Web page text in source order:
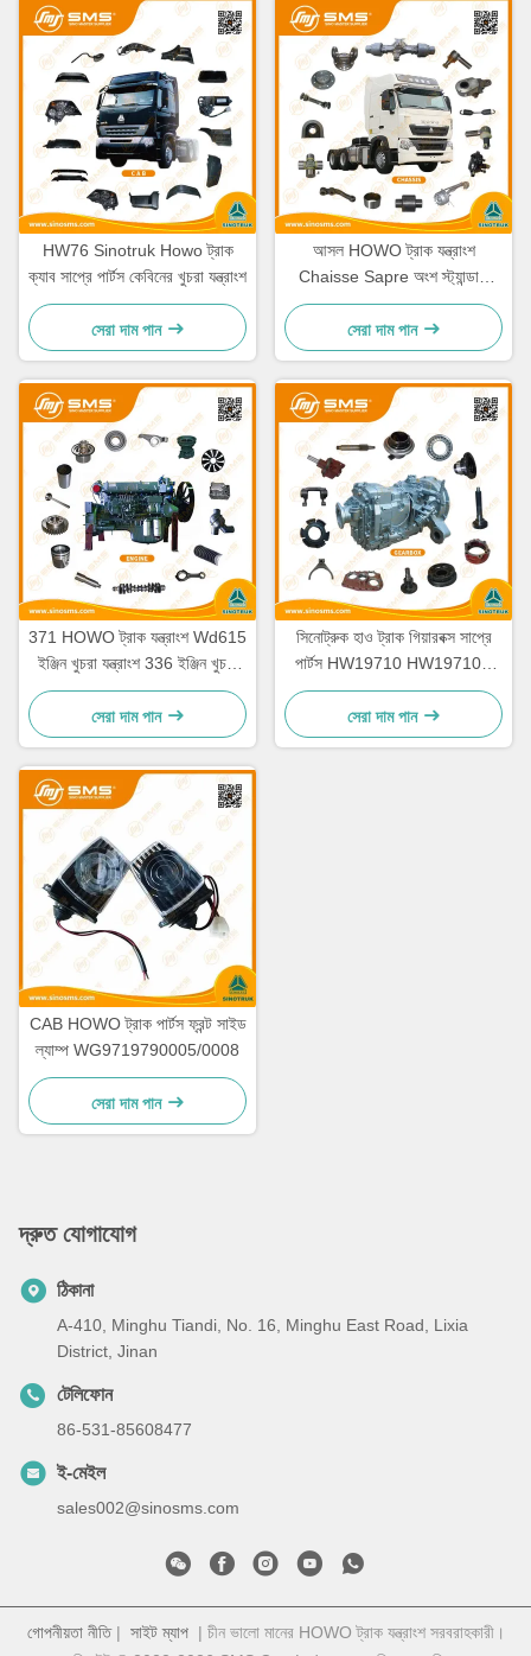
HW76 Sinotruk Howo ট্রাক
ক্যাব সাপ্রে পার্টস কেবিনের খুচরা যন্ত্রাংশ
সেরা দাম পান
আসল HOWO ট্রাক যন্ত্রাংশ
Chaisse Sapre অংশ স্ট্যান্ডার্ড
আকার
সেরা দাম পান
371 HOWO ট্রাক যন্ত্রাংশ Wd615
ইঞ্জিন খুচরা যন্ত্রাংশ 336 ইঞ্জিন খুচরা
যন্ত্রাংশ
সেরা দাম পান
সিনোট্রুক হাও ট্রাক গিয়ারবক্স সাপ্রে
পার্টস HW19710 HW19710T
HW19712
সেরা দাম পান
CAB HOWO ট্রাক পার্টস ফ্রন্ট সাইড
ল্যাম্প WG9719790005/0008
সেরা দাম পান
দ্রুত যোগাযোগ
ঠিকানা
A-410, Minghu Tiandi, No. 16, Minghu East Road, Lixia
District, Jinan
টেলিফোন
86-531-85608477
ই-মেইল
sales002@sinosms.com
গোপনীয়তা নীতি| সাইট ম্যাপ| চীন ভালো মানের HOWO ট্রাক যন্ত্রাংশ সরবরাহকারী।